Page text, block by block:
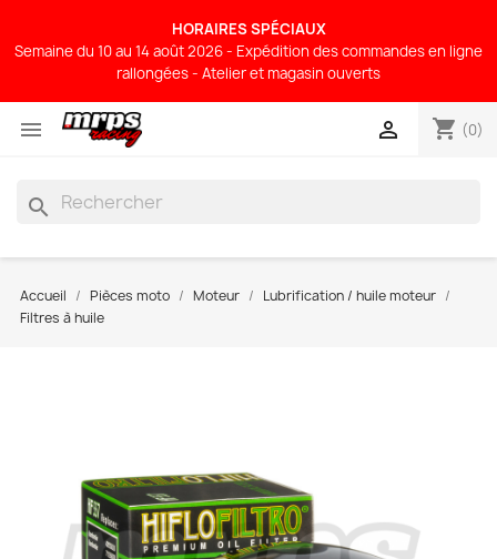
HORAIRES SPÉCIAUX
Semaine du 10 au 14 août 2026 - Expédition des commandes en ligne
rallongées - Atelier et magasin ouverts
 shopping_cart (0)

search
Accueil Pièces moto Moteur
Lubrification / huile moteur
Filtres à huile